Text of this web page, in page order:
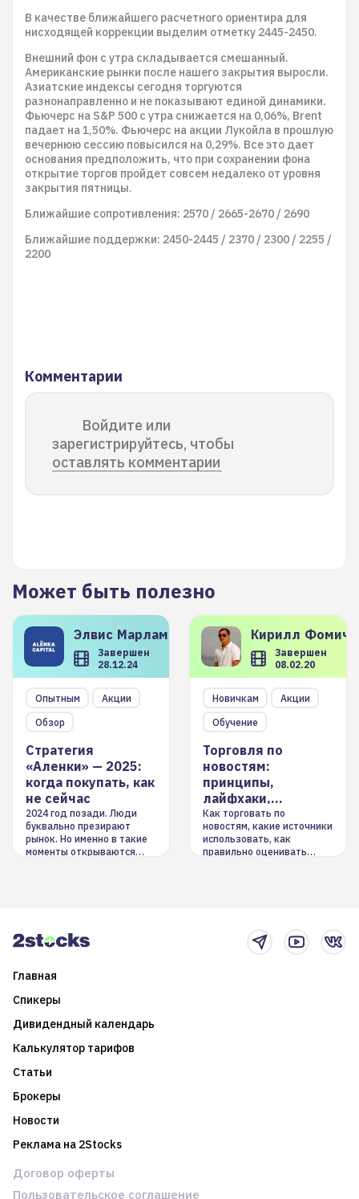
В качестве ближайшего расчетного ориентира для
нисходящей коррекции выделим отметку 2445-2450.
Внешний фон с утра складывается смешанный.
Американские рынки после нашего закрытия выросли.
Азиатские индексы сегодня торгуются
разнонаправленно и не показывают единой динамики.
Фьючерс на S&P 500 с утра снижается на 0,06%, Brent
падает на 1,50%. Фьючерс на акции Лукойла в прошлую
вечернюю сессию повысился на 0,29%. Все это дает
основания предположить, что при сохранении фона
открытие торгов пройдет совсем недалеко от уровня
закрытия пятницы.
Ближайшие сопротивления: 2570 / 2665-2670 / 2690
Ближайшие поддержки: 2450-2445 / 2370 / 2300 / 2255 /
2200
Комментарии
Войдите или
зарегистрируйтесь, чтобы
оставлять комментарии
Может быть полезно
Элвис Марламов
Завершен
28.12.24
Опытным
Акции
Обзор
Стратегия
«Аленки» — 2025:
когда покупать, как
не сейчас
2024 год позади. Люди
буквально презирают
рынок. Но именно в такие
моменты открываются
Кирилл
Завершен
08.02.20
Новичкам
Акции
Обучение
Торговля по
новостям:
принципы,
лайфхаки,
инструменты
Как торговать по
новостям, какие источники
использовать, как
правильно оценивать
Главная
Спикеры
Дивидендный календарь
Калькулятор тарифов
Статьи
Брокеры
Новости
Реклама на 2Stocks
Договор оферты
Пользовательское соглашение